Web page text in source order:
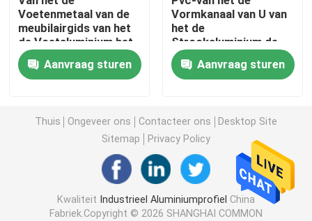
CNC Aluminiumprofiel
De Toebehoren van het aluminiumprofiel
6061 aluminiumblad
uitgedreven aluminiumbar
De Buis van de aluminiumuitdrijving
Voetenmetaal van de
meubilairgids van het
de Voetaluminium het
Profieltoebehoren
Aanvraag sturen
Vormkanaal van U van
het de
Strookaluminium de
Profielentoebehoren
Aanvraag sturen
Thuis Ongeveer ons Contacteer ons
Desktop Site
Sitemap
Privacy Policy
Kwaliteit Industrieel Aluminiumprofiel China
Fabriek.Copyright © 2026 SHANGHAI COMMON